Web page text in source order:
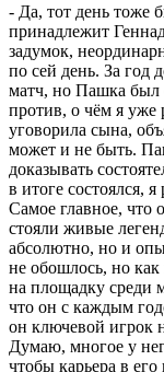
- Да, тот день тоже
принадлежит
задумок,
по сей день. За год
матч, но Пашка был
против, о чём я уже
уговорила сына,
может и не быть.
доказывать
в итоге состоялся,
Самое главное, что
стояли живые
абсолютно, но и
не обошлось, но как
на площадку среди
что он с каждым
он ключевой игрок
Думаю, многое у
чтобы карьера в